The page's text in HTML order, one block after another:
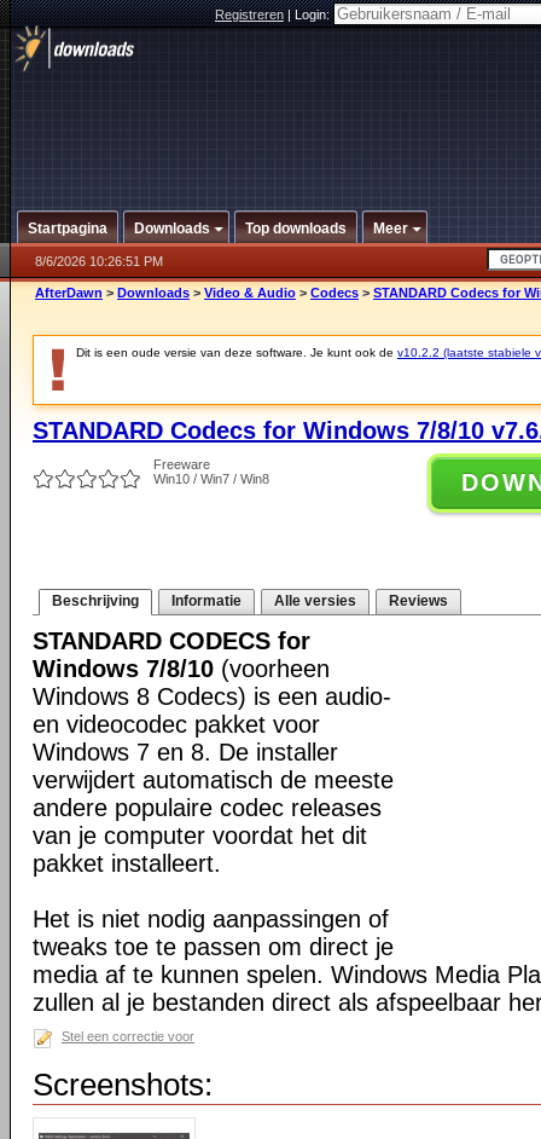
Registreren|Login:
Startpagina Downloads Top downloads Meer
8/6/2026 10:26:51 PM
AfterDawn > Downloads > Video & Audio > Codecs > STANDARD Codecs for
Dit is een oude versie van deze software. Je kunt ook de v10.2.2 (laatste stabiele
STANDARD Codecs for Windows 7/8/10
Freeware
Win10 / Win7 / Win8
Beschrijving Informatie Alle versies Reviews
STANDARD CODECS for
Windows 7/8/10 (voorheen
Windows 8 Codecs) is een audio-
en videocodec pakket voor
Windows 7 en 8. De installer
verwijdert automatisch de meeste
andere populaire codec releases
van je computer voordat het dit
pakket installeert.
Het is niet nodig aanpassingen of
tweaks toe te passen om direct je
media af te kunnen spelen. Windows Media
zullen al je bestanden direct als afspeelbaar
Stel een correctie voor
Screenshots: